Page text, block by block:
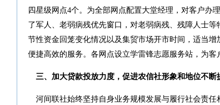
四星级网点4个。为全部网点配置大堂经理，对客户办
了军人、老弱病残优先窗口，对老弱病残、残障人士
节性资金回笼变化情况以及集贸市场开市时间，适当
便捷高效的服务。各网点设立学雷锋志愿服务站，为
三、加大贷款投放力度，促进农信社形象和地位不断
河间联社始终坚持自身业务规模发展与履行社会责任